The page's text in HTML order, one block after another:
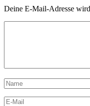
Deine E-Mail-Adresse